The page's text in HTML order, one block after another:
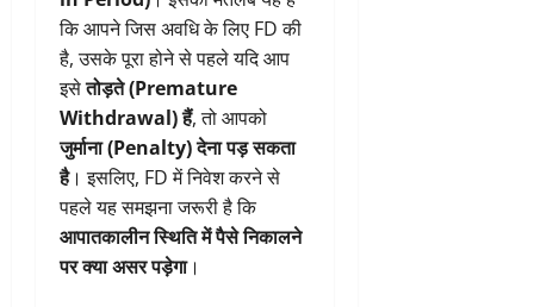
कि आपने जिस अवधि के लिए FD की
है, उसके पूरा होने से पहले यदि आप
इसेतोड़ते (Premature
Withdrawal) हैं, तो आपको
जुर्माना (Penalty) देना पड़ सकता
है। इसलिए, FD में निवेश करने से
पहले यह समझना जरूरी है कि
आपातकालीन स्थिति में पैसे निकालने
पर क्या असर पड़ेगा।